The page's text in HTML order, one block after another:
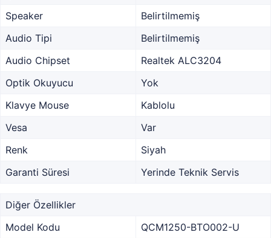
Speaker
Belirtilmemiş
Audio Tipi
Belirtilmemiş
Audio Chipset
Realtek ALC3204
Optik Okuyucu
Yok
Klavye Mouse
Kablolu
Vesa
Var
Renk
Siyah
Garanti Süresi
Yerinde Teknik Servis
Diğer Özellikler
Model Kodu
QCM1250-BTO002-U